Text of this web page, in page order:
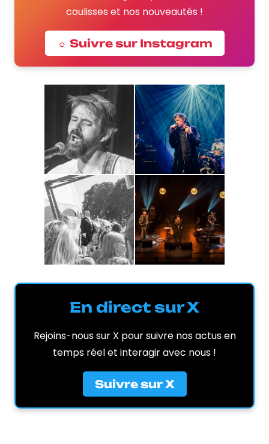
coulisses et nos nouveautés !
☼ Suivre sur Instagram
En direct sur X
Rejoins-nous sur X pour suivre nos actus en
temps réel et interagir avec nous !
Suivre sur X